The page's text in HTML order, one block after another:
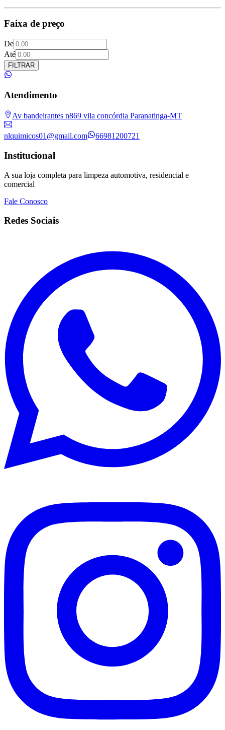
Faixa de preço
De
Até
FILTRAR
Atendimento
Av bandeirantes n869 vila concórdia Paranatinga-MT
nlquimicos01@gmail.com 66981200721
Institucional
A sua loja completa para limpeza automotiva, residencial e
comercial
Fale Conosco
Redes Sociais